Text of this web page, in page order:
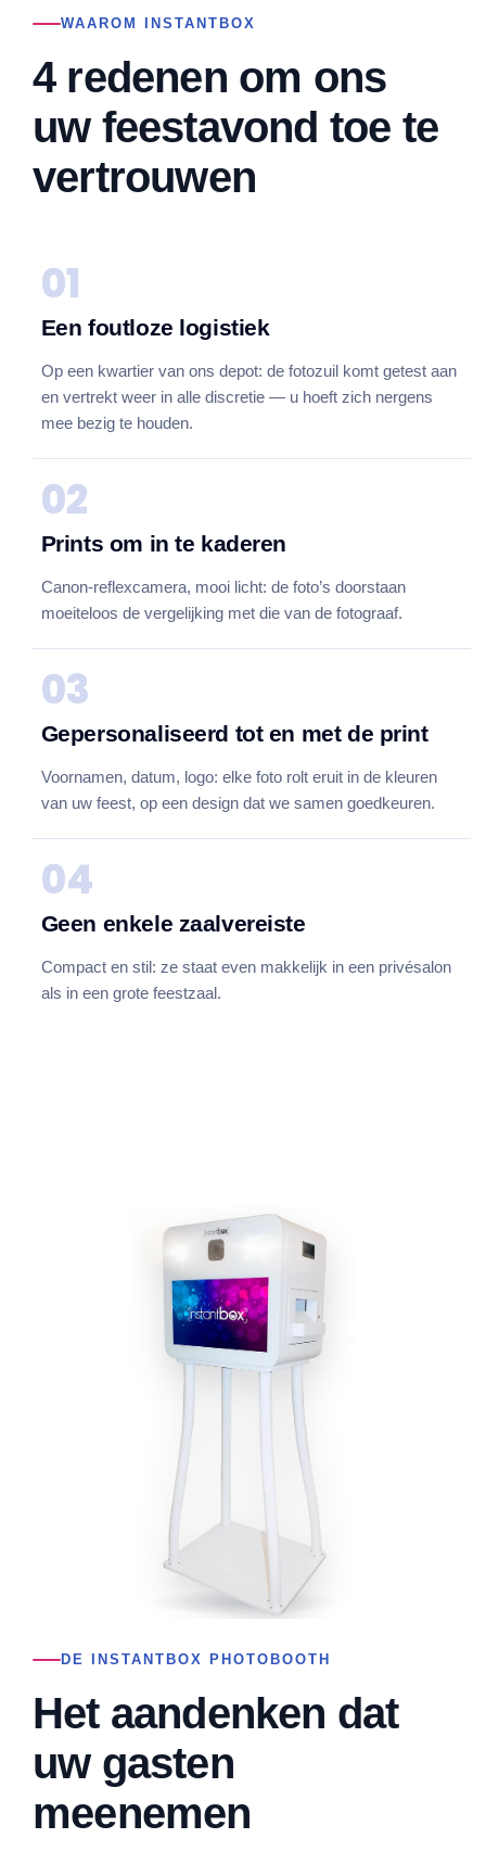
WAAROM INSTANTBOX
4 redenen om ons
uw feestavond toe te
vertrouwen
01
Een foutloze logistiek
Op een kwartier van ons depot: de fotozuil komt getest aan
en vertrekt weer in alle discretie — u hoeft zich nergens
mee bezig te houden.
02
Prints om in te kaderen
Canon-reflexcamera, mooi licht: de foto’s doorstaan
moeiteloos de vergelijking met die van de fotograaf.
03
Gepersonaliseerd tot en met de print
Voornamen, datum, logo: elke foto rolt eruit in de kleuren
van uw feest, op een design dat we samen goedkeuren.
04
Geen enkele zaalvereiste
Compact en stil: ze staat even makkelijk in een privésalon
als in een grote feestzaal.
DE INSTANTBOX PHOTOBOOTH
Het aandenken dat
uw gasten
meenemen